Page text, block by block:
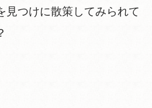
見つけに散策してみられて